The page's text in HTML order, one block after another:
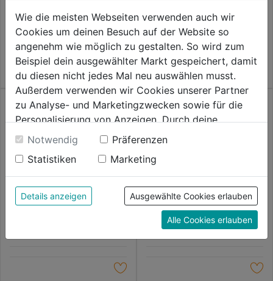
0.0 (0)
0.0
von
Sternen.
2,89€
0.0 (0)
0.0
von
5
Sternen.
2,89€
0.0 (0)
5
0.0 (0)
5
4,59€
Wie die meisten Webseiten verwenden auch wir
Cookies um deinen Besuch auf der Website so
angenehm wie möglich zu gestalten. So wird zum
Beispiel dein ausgewählter Markt gespeichert, damit
du diesen nicht jedes Mal neu auswählen musst.
Außerdem verwenden wir Cookies unserer Partner
zu Analyse- und Marketingzwecken sowie für die
Personalisierung von Anzeigen. Durch deine
Einwilligung werden die Daten von Drittanbieter,
unter anderem auch in den USA, verarbeitet.
Durch Klick auf "Alle Cookies erlauben" stimmst du
der Verwendung aller Cookies zu. Unter "Details
anzeigen" findest du alle Infos zu den
unterschiedlichen Cookies, unter "Cookies
Konfigurieren" kannst du auswählen, welche Cookies
du zulassen möchtest und welche nicht.
Datenschutzerklärung.
Notwendig
Präferenzen
Statistiken
Marketing
Details anzeigen Ausgewählte Cookies erlauben
Alle Cookies erlauben